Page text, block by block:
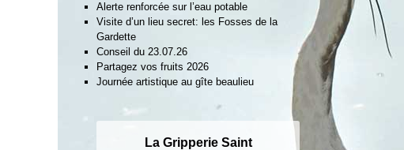
Alerte renforcée sur l’eau potable
Visite d’un lieu secret: les Fosses de la
Gardette
Conseil du 23.07.26
Partagez vos fruits 2026
Journée artistique au gîte beaulieu
La Gripperie Saint